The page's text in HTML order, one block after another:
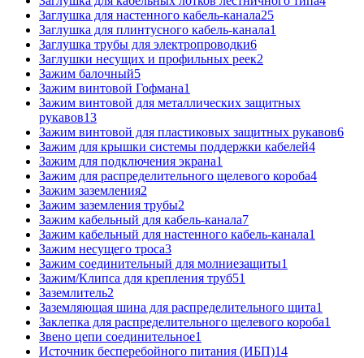
Заглушка для настенного кабель-канала25
Заглушка для плинтусного кабель-канала1
Заглушка трубы для электропроводки6
Заглушки несущих и профильных реек2
Зажим балочный5
Зажим винтовой Гофмана1
Зажим винтовой для металлических защитных
рукавов13
Зажим винтовой для пластиковых защитных рукавов6
Зажим для крышки системы поддержки кабелей4
Зажим для подключения экрана1
Зажим для распределительного щелевого короба4
Зажим заземления2
Зажим заземления трубы2
Зажим кабельный для кабель-канала7
Зажим кабельный для настенного кабель-канала1
Зажим несущего троса3
Зажим соединительный для молниезащиты1
Зажим/Клипса для крепления труб51
Заземлитель2
Заземляющая шина для распределительного щита1
Заклепка для распределительного щелевого короба1
Звено цепи соединительное1
Источник бесперебойного питания (ИБП)14